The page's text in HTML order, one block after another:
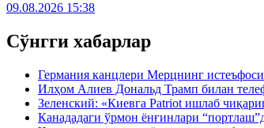
09.08.2026 15:38
Сўнгги хабарлар
Германия канцлери Мерцнинг
Илҳом Алиев Дональд Трамп билан
Зеленский: «Киевга Patriot ишлаб
Канададаги ўрмон ёнғинлари